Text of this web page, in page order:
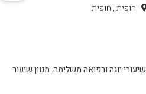
חופית , חופית
יוגה ורפואה משלימה. מגוון שיעור